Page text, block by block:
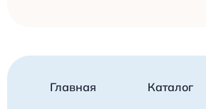
Главная Каталог